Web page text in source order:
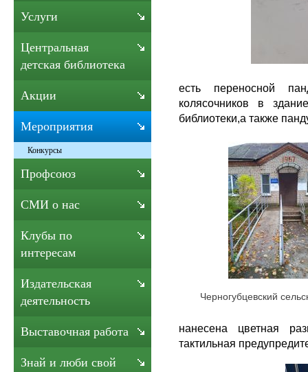
есть переносной
колясочников в
библиотеки,а также
Черногубцевский
нанесена цветная
тактильная
Услуги
Центральная
детская библиотека
Акции
Мероприятия
Конкурсы
Профсоюз
СМИ о нас
Клубы по
интересам
Издательская
деятельность
Выставочная работа
Знай и люби свой